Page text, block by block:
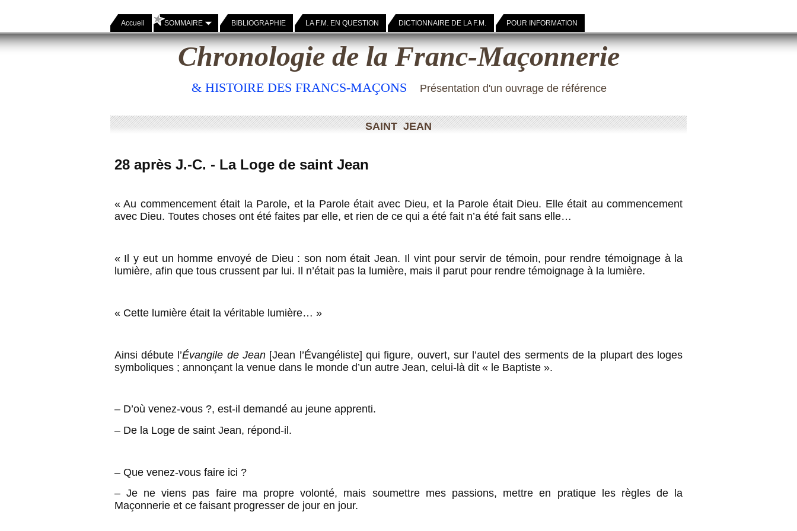
Chronologie de la Franc-Maçonnerie
& HISTOIRE DES FRANCS-MAÇONS Présentation d'un ouvrage de référence
Accueil SOMMAIRE BIBLIOGRAPHIE LA F.M. EN QUESTION DICTIONNAIRE DE LA F.M. POUR INFORMATION
SAINT JEAN
28 après J.-C. - La Loge de saint Jean
« Au commencement était la Parole, et la Parole était avec Dieu, et la Parole était Dieu. Elle était au commencement
avec Dieu. Toutes choses ont été faites par elle, et rien de ce qui a été fait n’a été fait sans elle…
« Il y eut un homme envoyé de Dieu : son nom était Jean. Il vint pour servir de témoin, pour rendre témoignage à la
lumière, afin que tous crussent par lui. Il n’était pas la lumière, mais il parut pour rendre témoignage à la lumière.
« Cette lumière était la véritable lumière… »
Ainsi débute l’Évangile de Jean[Jean l’Évangéliste] qui figure, ouvert, sur l’autel des serments de la plupart des loges
symboliques ; annonçant la venue dans le monde d’un autre Jean, celui-là dit « le Baptiste ».
– D’où venez-vous ?, est-il demandé au jeune apprenti.
– De la Loge de saint Jean, répond-il.
– Que venez-vous faire ici ?
– Je ne viens pas faire ma propre volonté, mais soumettre mes passions, mettre en pratique les règles de la
Maçonnerie et ce faisant progresser de jour en jour.